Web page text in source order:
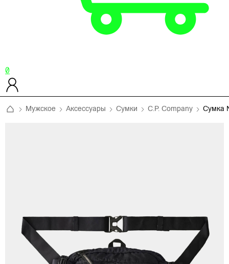
0
Мужское Аксессуары Сумки C.P. Company Сумка